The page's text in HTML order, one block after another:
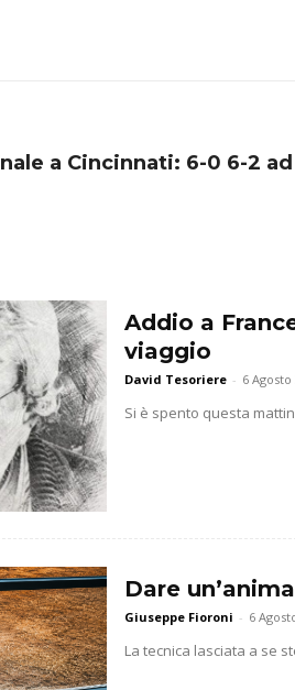
a Cincinnati: 6-0 6-2 ad
Addio a
viaggio
David Tesoriere - 6 Agosto
Si è spento questa
Dare
Giuseppe Fioroni - 6
La tecnica lasciata a se